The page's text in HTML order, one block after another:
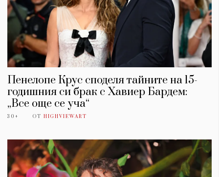
Пенелопе Крус споделя тайните на 15-
годишния си брак с Хавиер Бардем:
„Все още се уча“
30+ ОТ HIGHVIEWART